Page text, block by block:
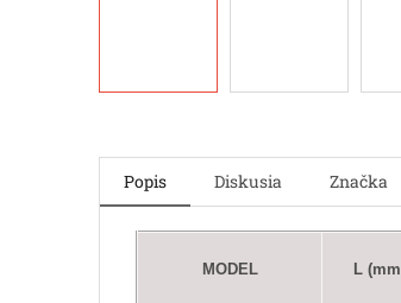
Popis Diskusia Značka
MODEL L